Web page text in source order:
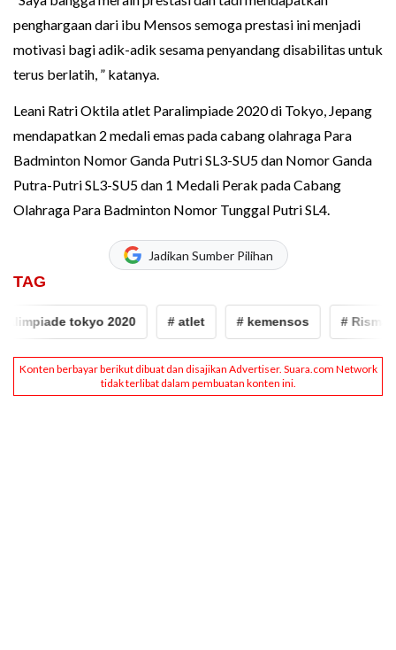
penghargaan dari ibu Mensos semoga prestasi ini menjadi
motivasi bagi adik-adik sesama penyandang disabilitas untuk
terus berlatih, ” katanya.
Leani Ratri Oktila atlet Paralimpiade 2020 di Tokyo, Jepang
mendapatkan 2 medali emas pada cabang olahraga Para
Badminton Nomor Ganda Putri SL3-SU5 dan Nomor Ganda
Putra-Putri SL3-SU5 dan 1 Medali Perak pada Cabang
Olahraga Para Badminton Nomor Tunggal Putri SL4.
Jadikan Sumber Pilihan
TAG
tokyo 2020 # atlet # kemensos # Risma